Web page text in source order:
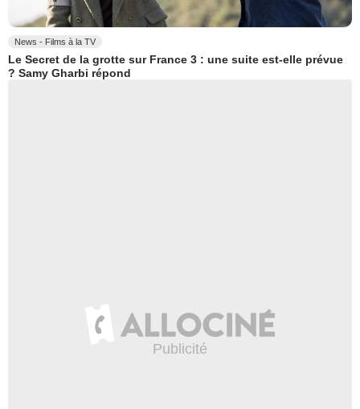
News - Films à la TV
Le Secret de la grotte sur France 3 : une suite est-elle prévue
? Samy Gharbi répond